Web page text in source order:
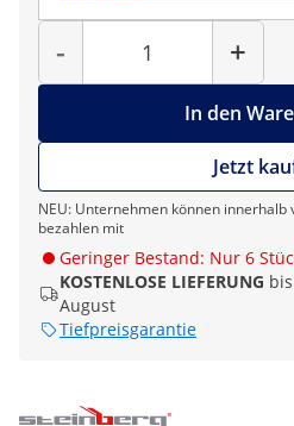
-
Menge
+
In den
Jetzt
NEU: Unternehmen können innerhalb
bezahlen mit
Geringer Bestand: Nur 6
KOSTENLOSE LIEFERUNG
August
Tiefpreisgarantie